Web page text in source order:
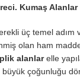
Kumaş
üç temel adım
olan ham
alanlarelle
çoğunluğu